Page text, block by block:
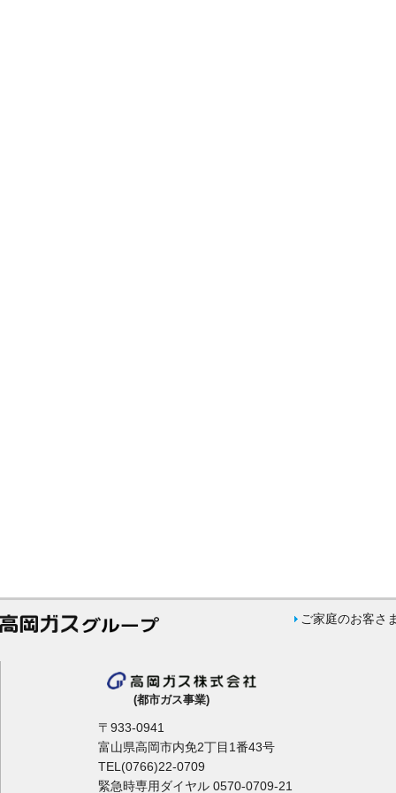
ご家庭のお客さ
(都市ガス事業)
〒933-0941
富山県高岡市内免2丁目1番43号
TEL(0766)22-0709
緊急時専用ダイヤル 0570-0709-21